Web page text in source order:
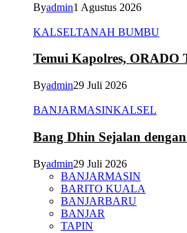
Byadmin1 Agustus 2026
KALSELTANAH BUMBU
Temui Kapolres, ORADO
Byadmin29 Juli 2026
BANJARMASINKALSEL
Bang Dhin Sejalan
Byadmin29 Juli 2026
BANJARMASIN
BARITO KUALA
BANJARBARU
BANJAR
TAPIN